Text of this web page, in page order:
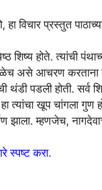
विचार प्रस्तुत
शिष्य होते. त्यांची
असे आचरण करताना
थंडी पडली होती.
हा त्यांचा खूप
झाला. म्हणजेच,
स्पष्ट करा.